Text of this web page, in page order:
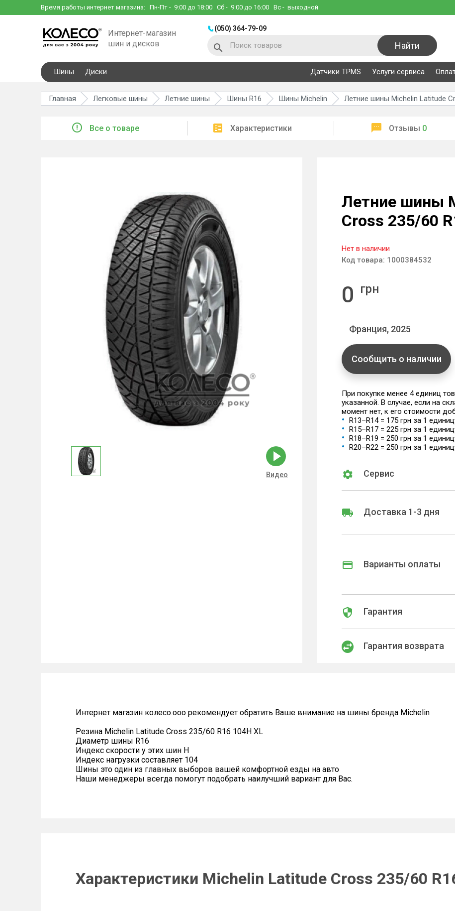
Время работы интернет магазина: Пн-Пт - 9:00 до 18:00 Сб - 9:00 до 16:00 Вс - выходной
Интернет-магазин
шин и дисков
(050) 364-79-09
Найти
Шины Диски Датчики TPMS Услуги сервиса
Главная Легковые шины Летние шины Шины R16 Шины Michelin Летние шины Michelin Latitude
Все о товаре Характеристики Отзывы 0
Видео
Летние шины
Cross 235/60
Нет в наличии
Код товара: 1000384532
0 грн
Франция, 2025
Сообщить о наличии
При покупке менее 4 единиц
указанной. В случае, если на
момент нет, к его стоимости
R13–R14 = 175 грн за 1
R15–R17 = 225 грн за 1
R18–R19 = 250 грн за 1
R20–R22 = 250 грн за 1
Сервис
Доставка 1-3 дня
Варианты оплаты
Гарантия
Гарантия возврата
Интернет магазин колесо.ооо рекомендует обратить Ваше внимание на шины бренда Michelin
Резина Michelin Latitude Cross 235/60 R16 104H XL
Диаметр шины R16
Индекс скорости у этих шин H
Индекс нагрузки составляет 104
Шины это один из главных выборов вашей комфортной езды на авто
Наши менеджеры всегда помогут подобрать наилучший вариант для Вас.
Характеристики Michelin Latitude Cross 235/60